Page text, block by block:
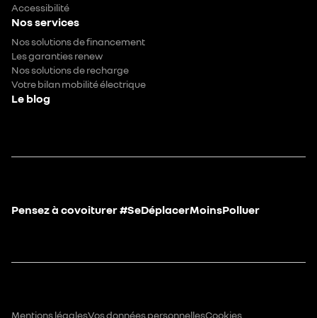
Accessibilité
Nos services
Nos solutions de financement
Les garanties renew
Nos solutions de recharge
Votre bilan mobilité électrique
Le blog
Pensez à covoiturer #SeDéplacerMoinsPolluer
Mentions légalesVos données personnellesCookies